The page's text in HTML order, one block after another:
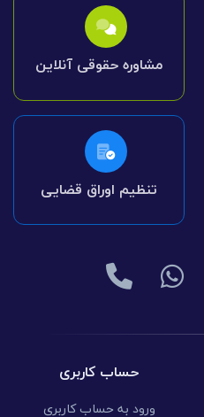
مشاوره حقوقی آنلاین
تنظیم اوراق قضایی
حساب کاربری
ورود به حساب کاربری